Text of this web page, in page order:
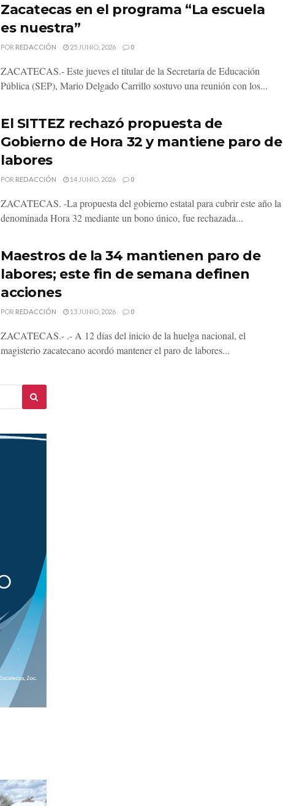
Zacatecas en el programa “La escuela
es nuestra”
POR REDACCIÓN 25 JUNIO, 2026 0
ZACATECAS.- Este jueves el titular de la Secretaría de Educación
Pública (SEP), Mario Delgado Carrillo sostuvo una reunión con los...
El SITTEZ rechazó propuesta de
Gobierno de Hora 32 y mantiene paro de
labores
POR REDACCIÓN 14 JUNIO, 2026 0
ZACATECAS. -La propuesta del gobierno estatal para cubrir este año la
denominada Hora 32 mediante un bono único, fue rechazada...
Maestros de la 34 mantienen paro de
labores; este fin de semana definen
acciones
POR REDACCIÓN 13 JUNIO, 2026 0
ZACATECAS.- .- A 12 días del inicio de la huelga nacional, el
magisterio zacatecano acordó mantener el paro de labores...